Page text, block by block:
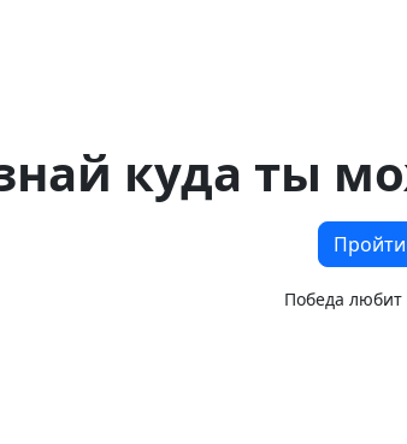
куда ты
Пройти
Победа любит